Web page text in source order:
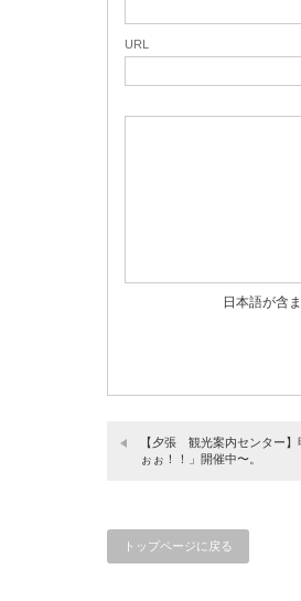
URL
日本語が含
【夕張 観光案内センター】
ぉぉ！！」開催中〜。
トップページに戻る